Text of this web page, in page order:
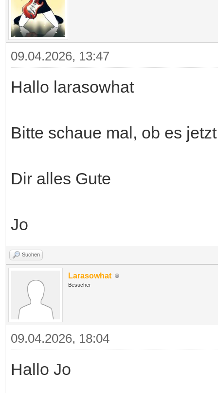
09.04.2026, 13:47
Hallo larasowhat
Bitte schaue mal, ob es
Dir alles Gute
Jo
Suchen
Larasowhat
Besucher
09.04.2026, 18:04
Hallo Jo